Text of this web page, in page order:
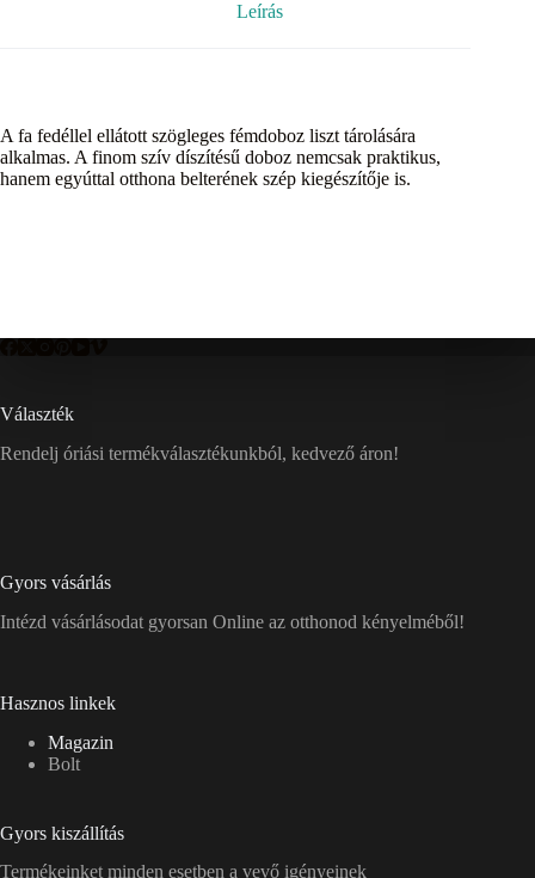
Leírás
A fa fedéllel ellátott szögleges fémdoboz liszt tárolására
alkalmas. A finom szív díszítésű doboz nemcsak praktikus,
hanem egyúttal otthona belterének szép kiegészítője is.
Választék
Rendelj óriási termékválasztékunkból, kedvező áron!
Gyors vásárlás
Intézd vásárlásodat gyorsan Online az otthonod kényelméből!
Hasznos linkek
Magazin
Bolt
Gyors kiszállítás
Termékeinket minden esetben a vevő igényeinek